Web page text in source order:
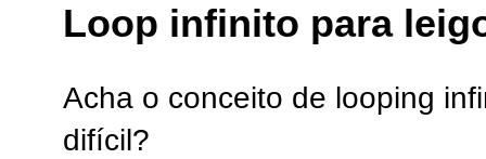
Loop infinito para
Acha o conceito de looping
difícil?